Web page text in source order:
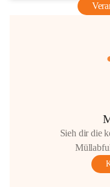
Sieh dir die